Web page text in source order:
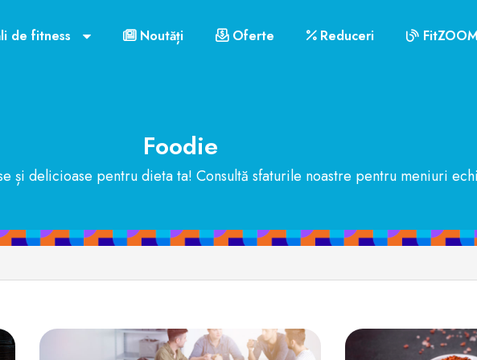
de fitness Noutăți Oferte Reduceri
Foodie
și delicioase pentru dieta ta! Consultă sfaturile noastre pentru meniuri